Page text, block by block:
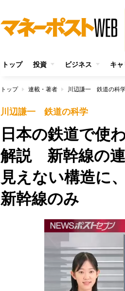
トップ 投資 ビジネス キ
トップ 連載・著者 川辺謙一 鉄道の科
川辺謙一 鉄道の科学
日本の鉄道で使
解説 新幹線の連
見えない構造に
新幹線のみ